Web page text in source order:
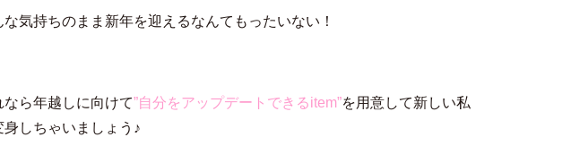
な気持ちのまま新年を迎えるなんてもったいない！
なら年越しに向けて”自分をアップデートできるitem”を用意して新しい私
身しちゃいましょう♪